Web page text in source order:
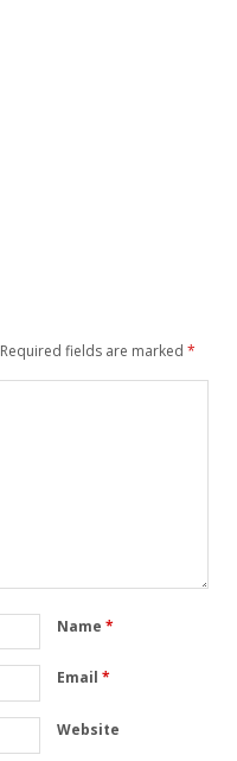
Required fields are marked *
Name *
Email *
Website